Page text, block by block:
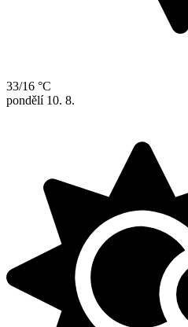
33/16 °C
pondělí 10. 8.